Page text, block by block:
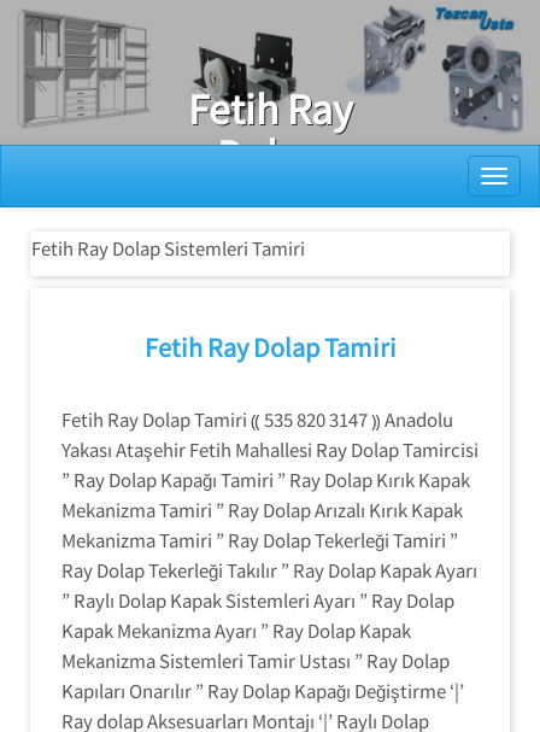
Ray Dolap Tamiri
Fetih Ray
Dolap
Sistemleri
Tamiri
Fetih Ray Dolap Sistemleri Tamiri
Fetih Ray Dolap Tamiri
Fetih Ray Dolap Tamiri ⸨ 535 820 3147 ⸩ Anadolu
Yakası Ataşehir Fetih Mahallesi Ray Dolap Tamircisi
” Ray Dolap Kapağı Tamiri ” Ray Dolap Kırık Kapak
Mekanizma Tamiri ” Ray Dolap Arızalı Kırık Kapak
Mekanizma Tamiri ” Ray Dolap Tekerleği Tamiri ”
Ray Dolap Tekerleği Takılır ” Ray Dolap Kapak Ayarı
” Raylı Dolap Kapak Sistemleri Ayarı ” Ray Dolap
Kapak Mekanizma Ayarı ” Ray Dolap Kapak
Mekanizma Sistemleri Tamir Ustası ” Ray Dolap
Kapıları Onarılır ” Ray Dolap Kapağı Değiştirme ‘|’
Ray dolap Aksesuarları Montajı ‘|’ Raylı Dolap